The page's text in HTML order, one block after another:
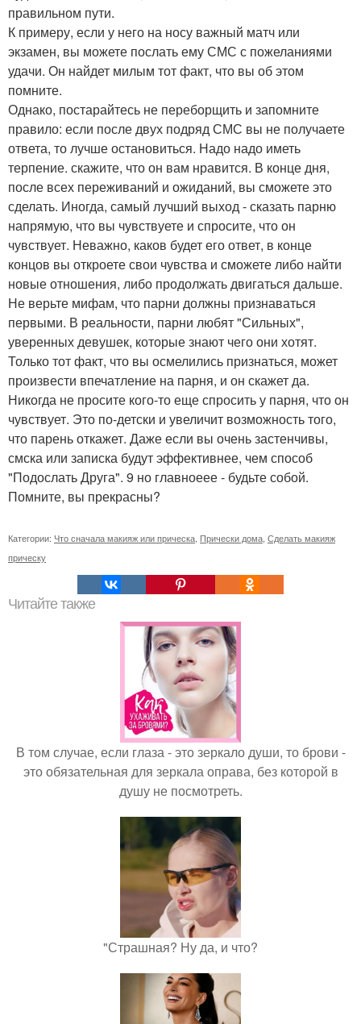
правильном пути.
К примеру, если у него на носу важный матч или
экзамен, вы можете послать ему СМС с пожеланиями
удачи. Он найдет милым тот факт, что вы об этом
помните.
Однако, постарайтесь не переборщить и запомните
правило: если после двух подряд СМС вы не получаете
ответа, то лучше остановиться. Надо надо иметь
терпение. скажите, что он вам нравится. В конце дня,
после всех переживаний и ожиданий, вы сможете это
сделать. Иногда, самый лучший выход - сказать парню
напрямую, что вы чувствуете и спросите, что он
чувствует. Неважно, каков будет его ответ, в конце
концов вы откроете свои чувства и сможете либо найти
новые отношения, либо продолжать двигаться дальше.
Не верьте мифам, что парни должны признаваться
первыми. В реальности, парни любят "Сильных",
уверенных девушек, которые знают чего они хотят.
Только тот факт, что вы осмелились признаться, может
произвести впечатление на парня, и он скажет да.
Никогда не просите кого-то еще спросить у парня, что он
чувствует. Это по-детски и увеличит возможность того,
что парень откажет. Даже если вы очень застенчивы,
смска или записка будут эффективнее, чем способ
"Подослать Друга". 9 но главноеее - будьте собой.
Помните, вы прекрасны?
Категории: Что сначала макияж или прическа Прически дома Сделать макияж
прическу
Читайте также
В том случае, если глаза - это зеркало души, то брови -
это обязательная для зеркала оправа, без которой в
душу не посмотреть.
"Страшная? Ну да, и что?